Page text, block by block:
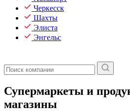
Черкесск
Шахты
Элиста
Энгельс
Супермаркеты и
магазины